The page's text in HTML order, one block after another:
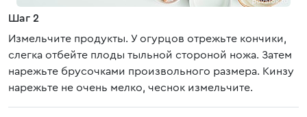
Шаг 2
Измельчите продукты. У огурцов отрежьте кончики,
слегка отбейте плоды тыльной стороной ножа. Затем
нарежьте брусочками произвольного размера. Кинзу
нарежьте не очень мелко, чеснок измельчите.